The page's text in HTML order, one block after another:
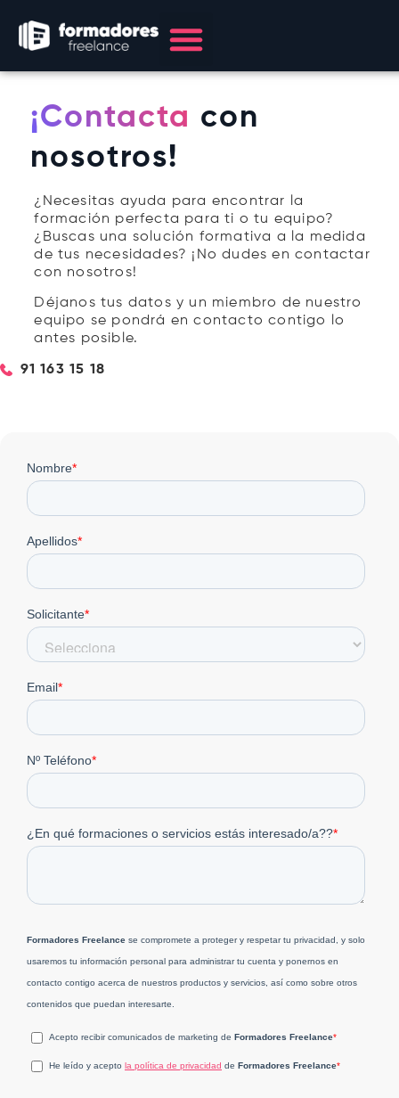
¡Contacta con
nosotros!
¿Necesitas ayuda para encontrar la
formación perfecta para ti o tu equipo?
¿Buscas una solución formativa a la medida
de tus necesidades? ¡No dudes en contactar
con nosotros!
Déjanos tus datos y un miembro de nuestro
equipo se pondrá en contacto contigo lo
antes posible.
91 163 15 18